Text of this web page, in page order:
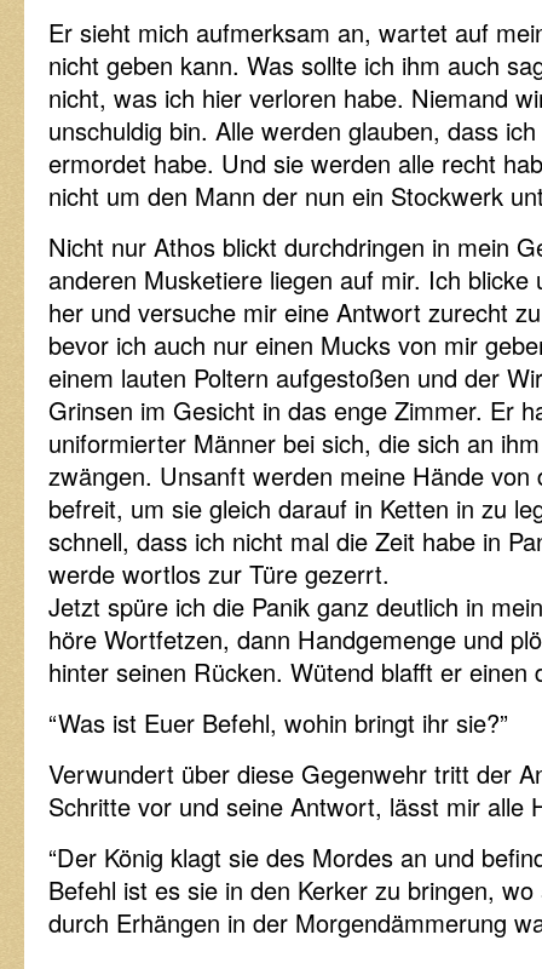
Er sieht mich aufmerksam an, wartet auf
nicht geben kann. Was sollte ich ihm auch
nicht, was ich hier verloren habe. Niemand
unschuldig bin. Alle werden glauben, dass
ermordet habe. Und sie werden alle recht
nicht um den Mann der nun ein Stockwerk
Nicht nur Athos blickt durchdringen in mein
anderen Musketiere liegen auf mir. Ich
her und versuche mir eine Antwort zurecht
bevor ich auch nur einen Mucks von mir
einem lauten Poltern aufgestoßen und der
Grinsen im Gesicht in das enge Zimmer. Er
uniformierter Männer bei sich, die sich an
zwängen. Unsanft werden meine Hände von
befreit, um sie gleich darauf in Ketten in zu
schnell, dass ich nicht mal die Zeit habe in
werde wortlos zur Türe gezerrt.
Jetzt spüre ich die Panik ganz deutlich in
höre Wortfetzen, dann Handgemenge und
hinter seinen Rücken. Wütend blafft er einen
“Was ist Euer Befehl, wohin bringt ihr sie?”
Verwundert über diese Gegenwehr tritt der
Schritte vor und seine Antwort, lässt mir alle
“Der König klagt sie des Mordes an und
Befehl ist es sie in den Kerker zu bringen,
durch Erhängen in der Morgendämmerung